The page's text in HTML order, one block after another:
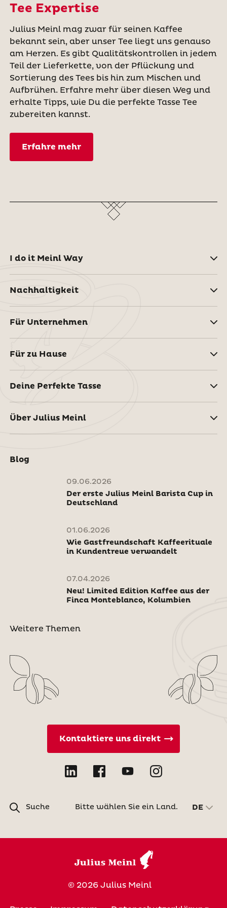
Tee Expertise
Julius Meinl mag zwar für seinen Kaffee
bekannt sein, aber unser Tee liegt uns genauso
am Herzen. Es gibt Qualitätskontrollen in jedem
Teil der Lieferkette, von der Pflückung und
Sortierung des Tees bis hin zum Mischen und
Aufbrühen. Erfahre mehr über diesen Weg und
erhalte Tipps, wie Du die perfekte Tasse Tee
zubereiten kannst.
Erfahre mehr
I do it Meinl Way
Nachhaltigkeit
Für Unternehmen
Für zu Hause
Deine Perfekte Tasse
Über Julius Meinl
Blog
09.06.2026
Der erste Julius Meinl Barista Cup in
Deutschland
01.06.2026
Wie Gastfreundschaft Kaffeerituale
in Kundentreue verwandelt
07.04.2026
Neu! Limited Edition Kaffee aus der
Finca Monteblanco, Kolumbien
Weitere Themen
Suche
Kontaktiere uns direkt
Bitte wählen Sie ein Land. DE
© 2026 Julius Meinl